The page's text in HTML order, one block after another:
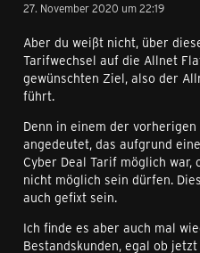
27. November 2020 um 22:19
Aber du weißt nicht, über
Tarifwechsel auf die Allnet
gewünschten Ziel, also der
führt.
Denn in einem der
angedeutet, das aufgrund
Cyber Deal Tarif möglich
nicht möglich sein dürfen.
auch gefixt sein.
Ich finde es aber auch mal
Bestandskunden, egal ob